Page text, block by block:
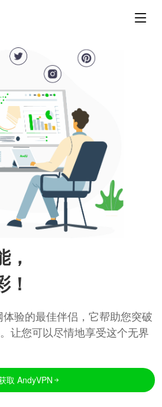
验的最佳伴侣，它帮助您突破
让您可以尽情地享受这个无界
取 AndyVPN